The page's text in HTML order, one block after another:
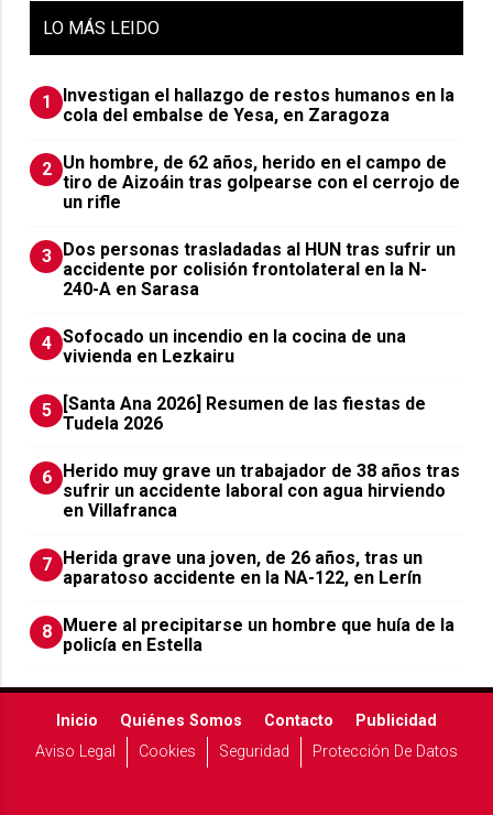
LO MÁS LEIDO
1
Investigan el hallazgo de restos humanos en la
cola del embalse de Yesa, en Zaragoza
2 Un hombre, de 62 años, herido en el campo de
tiro de Aizoáin tras golpearse con el cerrojo de
un rifle
3
​Dos personas trasladadas al HUN tras sufrir un
accidente por colisión frontolateral en la N-
240-A en Sarasa
4 Sofocado un incendio en la cocina de una
vivienda en Lezkairu
5
[Santa Ana 2026] Resumen de las fiestas de
Tudela 2026
6
Herido muy grave un trabajador de 38 años tras
sufrir un accidente laboral con agua hirviendo
en Villafranca
7
Herida grave una joven, de 26 años, tras un
aparatoso accidente en la NA-122, en Lerín
8
Muere al precipitarse un hombre que huía de la
policía en Estella
Inicio Quiénes Somos Contacto
Publicidad
Aviso Legal
Cookies Seguridad Protección De Datos